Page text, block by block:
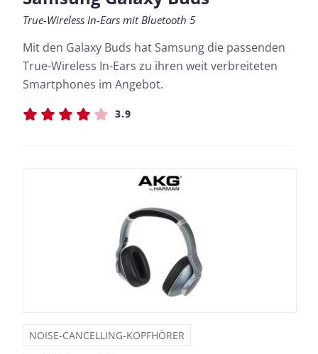
True-Wireless In-Ears mit Bluetooth 5
Mit den Galaxy Buds hat Samsung die passenden
True-Wireless In-Ears zu ihren weit verbreiteten
Smartphones im Angebot.
3.9
NOISE-CANCELLING-KOPFHÖRER